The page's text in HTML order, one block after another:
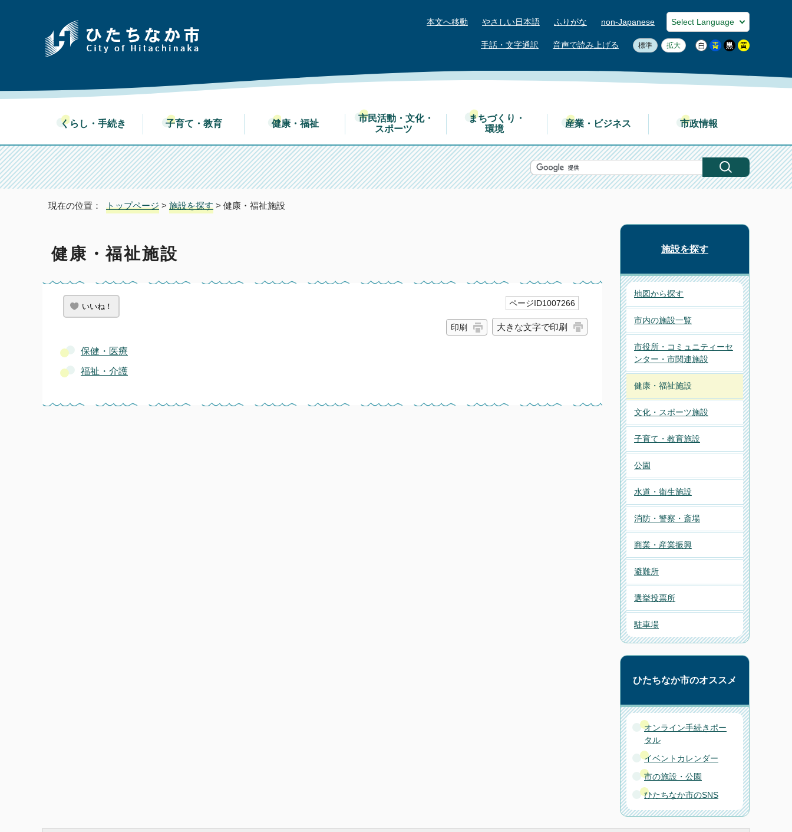
本文へ移動 やさしい日本語 ふりがな non-Japanese
手話・文字通訳 音声で読み上げる 標準 拡大
くらし・手続き 子育て・教育 健康・福祉
市民活動・文化・
スポーツ
まちづくり・
環境
産業・ビジネス 市政情報
現在の位置： トップページ > 施設を探す > 健康・福祉施設
健康・福祉施設
いいね！ ページID1007266
印刷 大きな文字で印刷
保健・医療
福祉・介護
施設を探す
地図から探す
市内の施設一覧
市役所・コミュニティーセ
ンター・市関連施設
健康・福祉施設
文化・スポーツ施設
子育て・教育施設
公園
水道・衛生施設
消防・警察・斎場
商業・産業振興
避難所
選挙投票所
駐車場
ひたちなか市のオススメ
オンライン手続きポー
タル
イベントカレンダー
市の施設・公園
ひたちなか市のSNS